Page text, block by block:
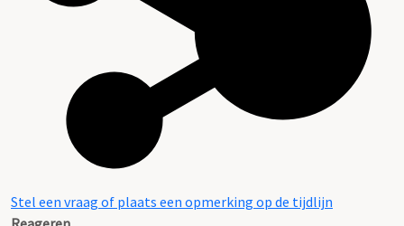
Stel een vraag of plaats een opmerking op de tijdlijn